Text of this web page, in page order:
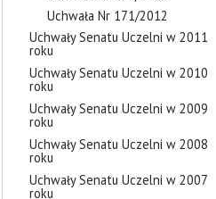
Uchwała Nr 171/2012
Uchwały Senatu Uczelni w 2011
roku
Uchwały Senatu Uczelni w 2010
roku
Uchwały Senatu Uczelni w 2009
roku
Uchwały Senatu Uczelni w 2008
roku
Uchwały Senatu Uczelni w 2007
roku